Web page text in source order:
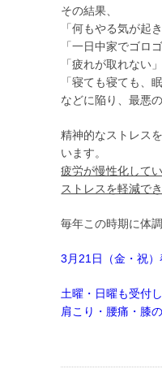
その結果、
「何もやる気が起
「一日中家でゴロ
「疲れが取れない」
「寝ても寝ても、眠
などに陥り、最悪
精神的なストレス
います。
疲労が慢性化して
ストレスを軽減で
毎年この時期に体
3月21日（金・祝）
土曜・日曜も受付
肩こり・腰痛・膝